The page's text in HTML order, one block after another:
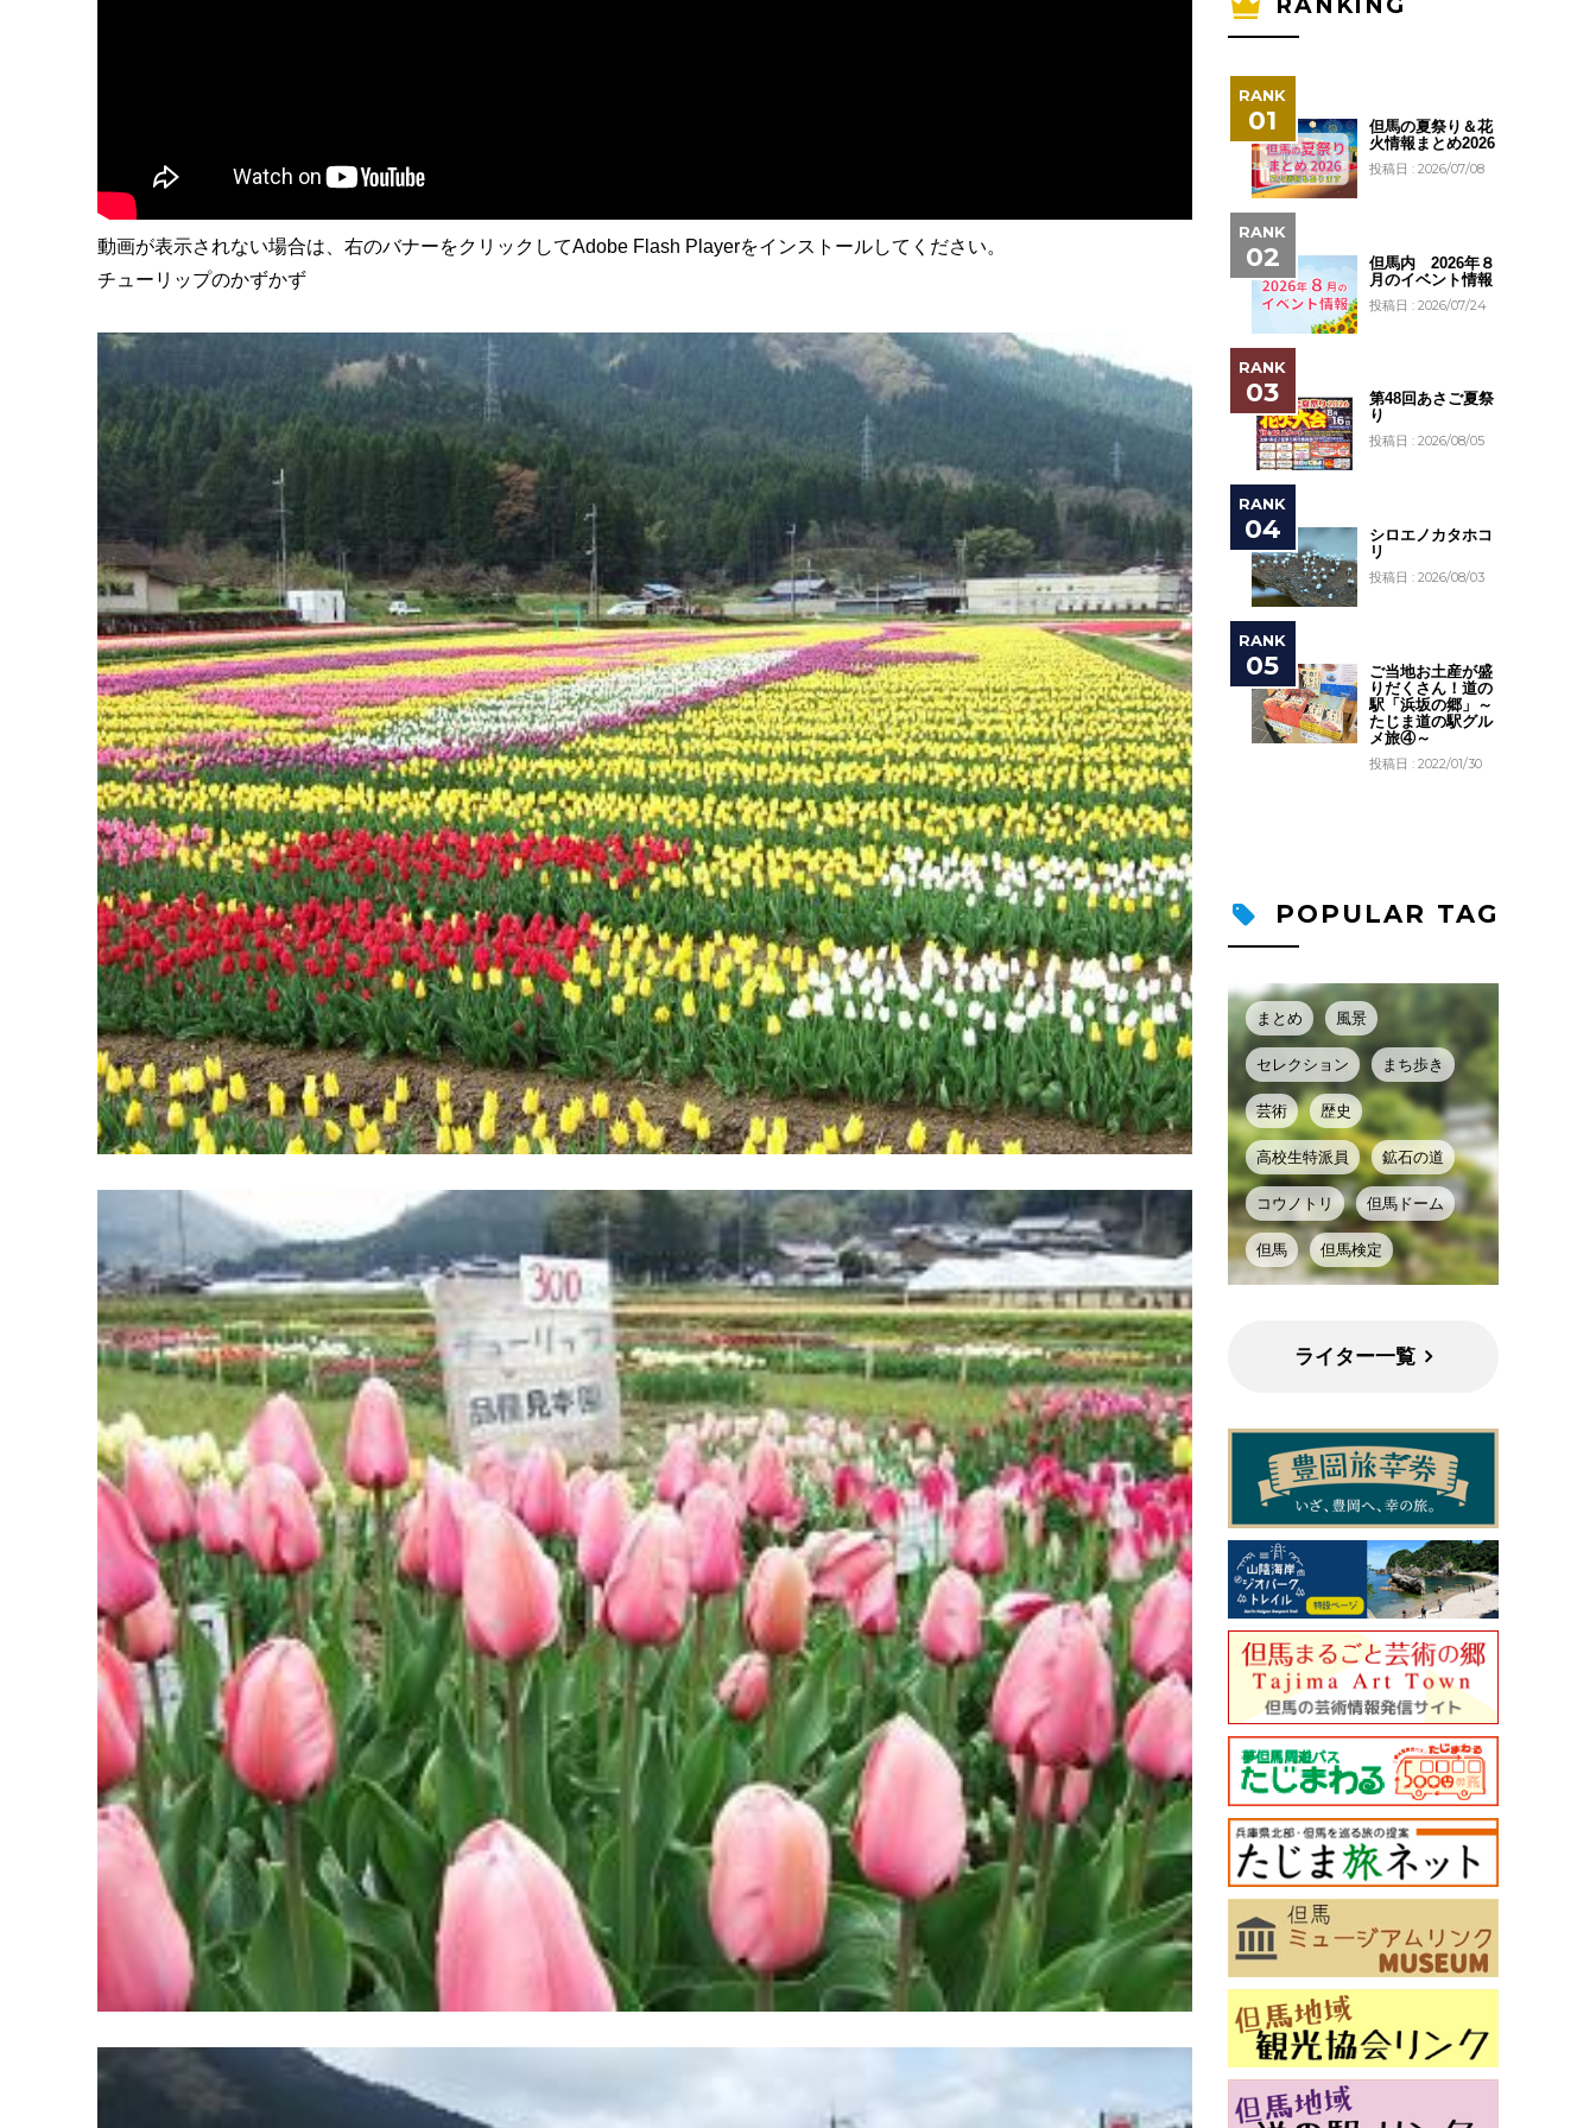
動画が表示されない場合は、右のバナーをクリックしてAdobe Flash Playerをインストールしてください。
チューリップのかずかず
但馬の夏祭り＆花
火情報まとめ2026
投稿日 : 2026/07/08
但馬内 2026年８
月のイベント情報
投稿日 : 2026/07/24
第48回あさご夏祭
り
投稿日 : 2026/08/05
シロエノカタホコ
リ
投稿日 : 2026/08/03
ご当地お土産が盛
りだくさん！道の
駅「浜坂の郷」～
たじま道の駅グル
メ旅④～
投稿日 : 2022/01/30
POPULAR TAG
まとめ 風景
セレクション まち歩き
芸術 歴史
高校生特派員 鉱石の道
コウノトリ 但馬ドーム
但馬 但馬検定
ライター一覧